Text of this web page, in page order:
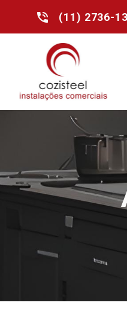
phone_in_talk (11) 2736-